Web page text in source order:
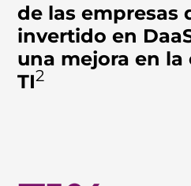
de las empresas
invertido en
una mejora en
TI2